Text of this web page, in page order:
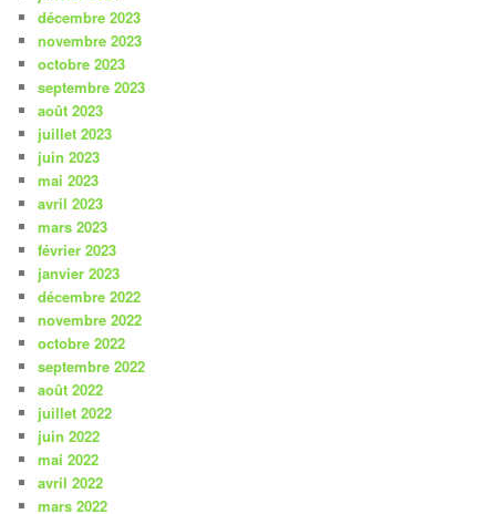
décembre 2023
novembre 2023
octobre 2023
septembre 2023
août 2023
juillet 2023
juin 2023
mai 2023
avril 2023
mars 2023
février 2023
janvier 2023
décembre 2022
novembre 2022
octobre 2022
septembre 2022
août 2022
juillet 2022
juin 2022
mai 2022
avril 2022
mars 2022